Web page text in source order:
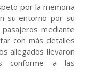
por la memoria
su entorno por su
mediante
con más detalles
allegados llevaron
conforme a las